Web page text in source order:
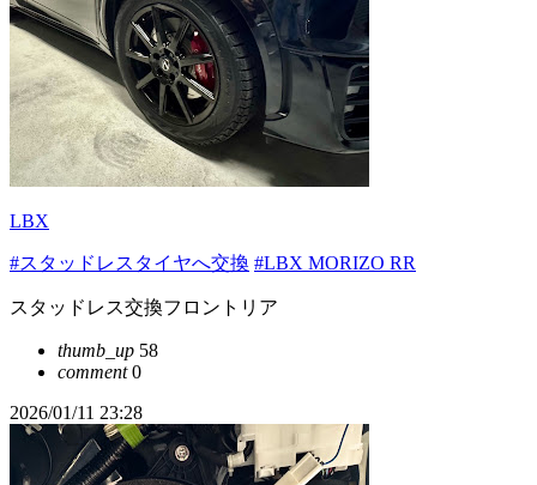
LBX
#スタッドレスタイヤへ交換 #LBX MORIZO RR
スタッドレス交換フロントリア
thumb_up 58
comment0
2026/01/11 23:28